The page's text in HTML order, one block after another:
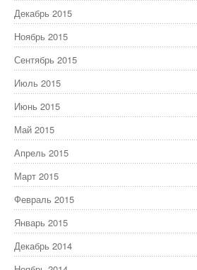
Декабрь 2015
Ноябрь 2015
Сентябрь 2015
Июль 2015
Июнь 2015
Май 2015
Апрель 2015
Март 2015
Февраль 2015
Январь 2015
Декабрь 2014